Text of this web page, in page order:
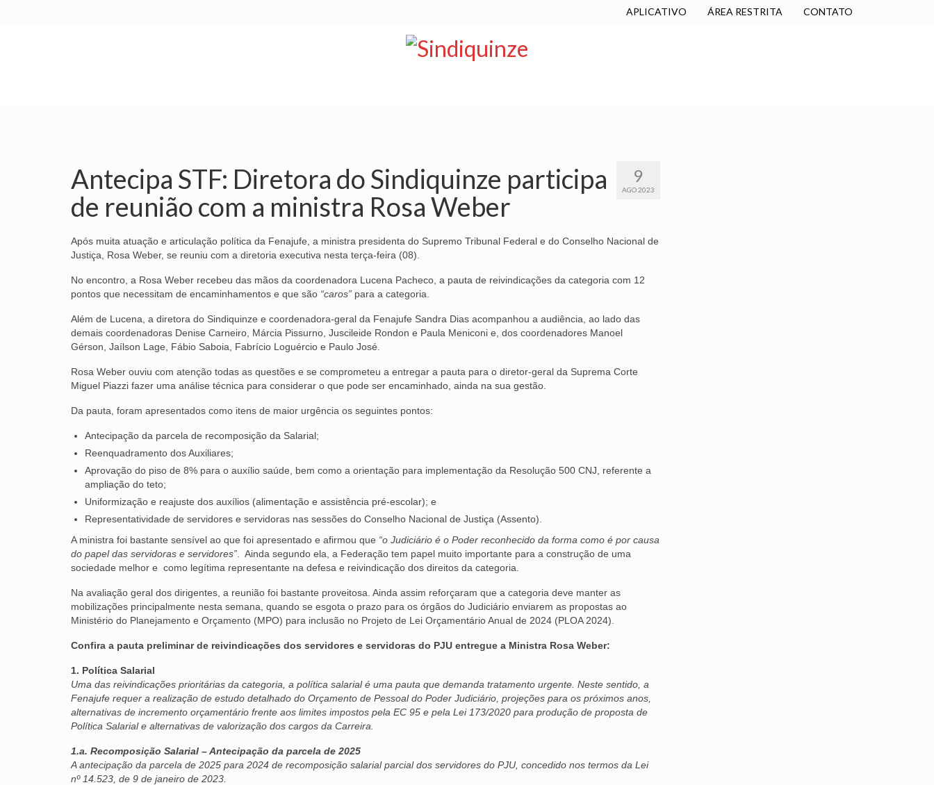
APLICATIVO ÁREA RESTRITA CONTATO
9
AGO 2023
Antecipa STF: Diretora do Sindiquinze participa
de reunião com a ministra Rosa Weber
Após muita atuação e articulação política da Fenajufe, a ministra presidenta do Supremo Tribunal Federal e do Conselho Nacional de
Justiça, Rosa Weber, se reuniu com a diretoria executiva nesta terça-feira (08).
No encontro, a Rosa Weber recebeu das mãos da coordenadora Lucena Pacheco, a pauta de reivindicações da categoria com 12
pontos que necessitam de encaminhamentos e que são “caros” para a categoria.
Além de Lucena, a diretora do Sindiquinze e coordenadora-geral da Fenajufe Sandra Dias acompanhou a audiência, ao lado das
demais coordenadoras Denise Carneiro, Márcia Pissurno, Juscileide Rondon e Paula Meniconi e, dos coordenadores Manoel
Gérson, Jaílson Lage, Fábio Saboia, Fabrício Loguércio e Paulo José.
Rosa Weber ouviu com atenção todas as questões e se comprometeu a entregar a pauta para o diretor-geral da Suprema Corte
Miguel Piazzi fazer uma análise técnica para considerar o que pode ser encaminhado, ainda na sua gestão.
Da pauta, foram apresentados como itens de maior urgência os seguintes pontos:
Antecipação da parcela de recomposição da Salarial;
Reenquadramento dos Auxiliares;
Aprovação do piso de 8% para o auxílio saúde, bem como a orientação para implementação da Resolução 500 CNJ, referente a
ampliação do teto;
Uniformização e reajuste dos auxílios (alimentação e assistência pré-escolar); e
Representatividade de servidores e servidoras nas sessões do Conselho Nacional de Justiça (Assento).
A ministra foi bastante sensível ao que foi apresentado e afirmou que “o Judiciário é o Poder reconhecido da forma como é por causa
do papel das servidoras e servidores” . Ainda segundo ela, a Federação tem papel muito importante para a construção de uma
sociedade melhor e como legítima representante na defesa e reivindicação dos direitos da categoria.
Na avaliação geral dos dirigentes, a reunião foi bastante proveitosa. Ainda assim reforçaram que a categoria deve manter as
mobilizações principalmente nesta semana, quando se esgota o prazo para os órgãos do Judiciário enviarem as propostas ao
Ministério do Planejamento e Orçamento (MPO) para inclusão no Projeto de Lei Orçamentário Anual de 2024 (PLOA 2024).
Confira a pauta preliminar de reivindicações dos servidores e servidoras do PJU entregue a Ministra Rosa Weber:
1. Política Salarial
Uma das reivindicações prioritárias da categoria, a política salarial é uma pauta que demanda tratamento urgente. Neste sentido, a
Fenajufe requer a realização de estudo detalhado do Orçamento de Pessoal do Poder Judiciário, projeções para os próximos anos,
alternativas de incremento orçamentário frente aos limites impostos pela EC 95 e pela Lei 173/2020 para produção de proposta de
Política Salarial e alternativas de valorização dos cargos da Carreira.
1.a. Recomposição Salarial – Antecipação da parcela de 2025
A antecipação da parcela de 2025 para 2024 de recomposição salarial parcial dos servidores do PJU, concedido nos termos da Lei
nº 14.523, de 9 de janeiro de 2023.